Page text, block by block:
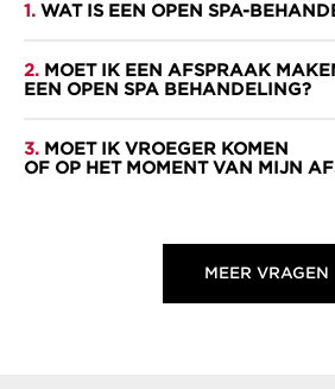
1. WAT IS EEN OPEN SPA-
2. MOET IK EEN AFSPRAAK
EEN OPEN SPA BEHANDELING?
3. MOET IK VROEGER KOMEN
OF OP HET MOMENT VAN MIJN
MEER VRAGEN